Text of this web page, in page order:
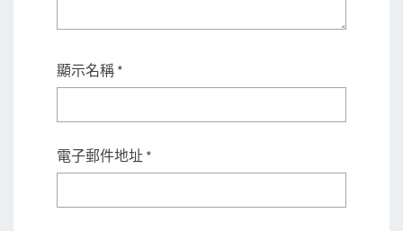
顯示名稱 *
電子郵件地址 *